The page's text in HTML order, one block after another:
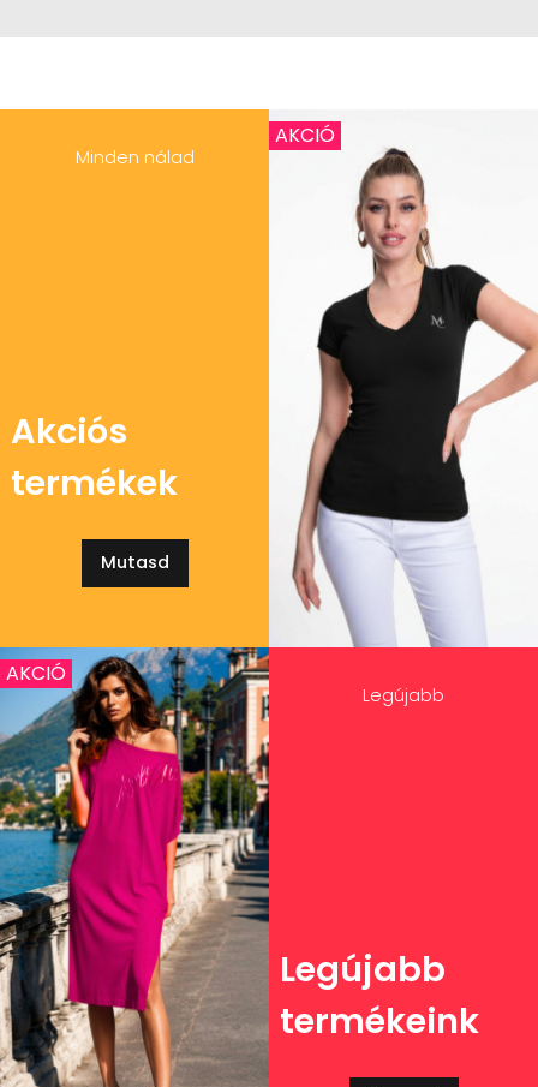
Minden nálad
Akciós
termékek
Mutasd
AKCIÓ
Legújabb
Legújabb
termékeink
AKCIÓ